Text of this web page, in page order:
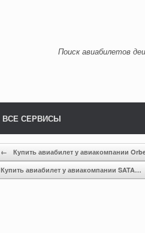
Поиск авиабилетов
ВСЕ СЕРВИСЫ
←
Купить авиабилет у авиакомпании
Купить авиабилет у авиакомпании SATA…